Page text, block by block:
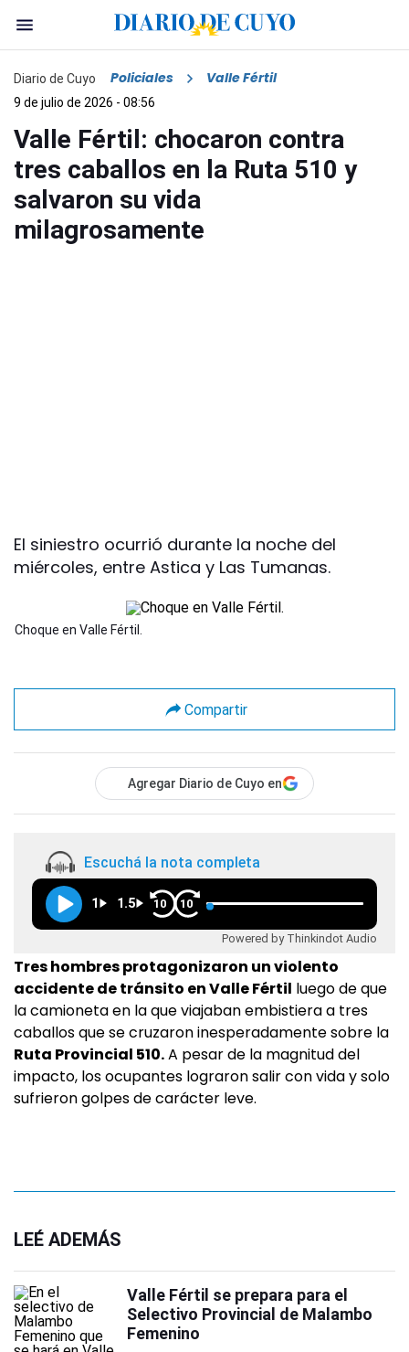
Diario de Cuyo Policiales Valle Fértil
9 de julio de 2026 - 08:56
Valle Fértil: chocaron contra
tres caballos en la Ruta 510 y
salvaron su vida
milagrosamente
El siniestro ocurrió durante la noche del
miércoles, entre Astica y Las Tumanas.
Choque en Valle Fértil.
Compartir
Agregar Diario de Cuyo en
Escuchá la nota completa
1 1.5 10 10
Powered by Thinkindot Audio
Tres hombres protagonizaron un violento
accidente de tránsito en Valle Fértil luego de que
la camioneta en la que viajaban embistiera a tres
caballos que se cruzaron inesperadamente sobre la
Ruta Provincial 510.A pesar de la magnitud del
impacto, los ocupantes lograron salir con vida y solo
sufrieron golpes de carácter leve.
LEÉ ADEMÁS
Valle Fértil se prepara para el
Selectivo Provincial de Malambo
Femenino